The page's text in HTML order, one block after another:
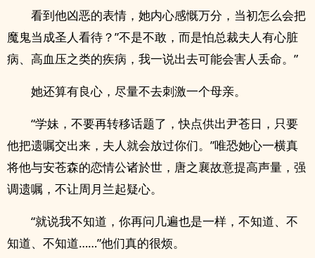
看到他凶恶的表情，她内心感慨万分，当初怎么会把
魔鬼当成圣人看待？”不是不敢，而是怕总裁夫人有心脏
病、高血压之类的疾病，我一说出去可能会害人丢命。”
她还算有良心，尽量不去刺激一个母亲。
“学妹，不要再转移话题了，快点供出尹苍日，只要
他把遗嘱交出来，夫人就会放过你们。”唯恐她心一横真
将他与安苍森的恋情公诸於世，唐之襄故意提高声量，强
调遗嘱，不让周月兰起疑心。
“就说我不知道，你再问几遍也是一样，不知道、不
知道、不知道……”他们真的很烦。